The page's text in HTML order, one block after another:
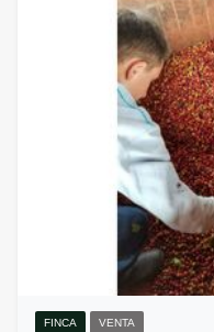
FINCA VENTA